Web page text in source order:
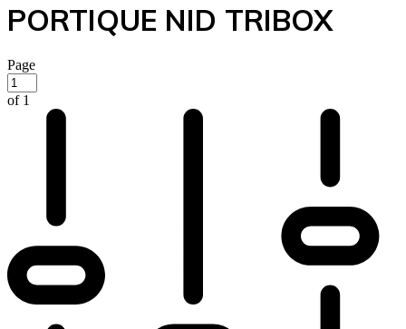
PORTIQUE NID TRIBOX
Page
of 1